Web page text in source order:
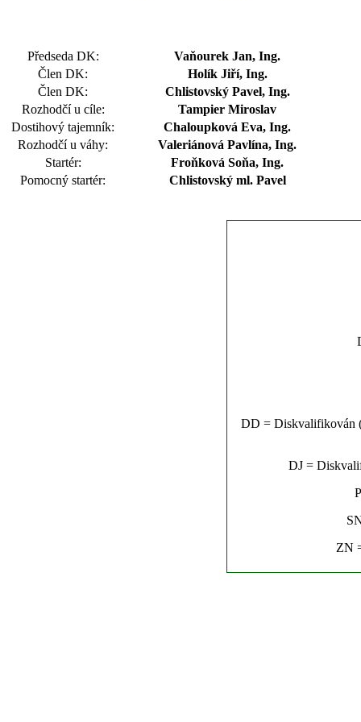
Předseda DK:
Vaňourek Jan, Ing.
Člen DK:
Holík Jiří, Ing.
Člen DK:
Chlistovský Pavel, Ing.
Rozhodčí u cíle:
Tampier Miroslav
Dostihový tajemník:
Chaloupková Eva, Ing.
Rozhodčí u váhy:
Valeriánová Pavlína, Ing.
Startér:
Froňková Soňa, Ing.
Pomocný startér:
Chlistovský ml. Pavel
DD = Diskvalifikován
DJ =
ZN